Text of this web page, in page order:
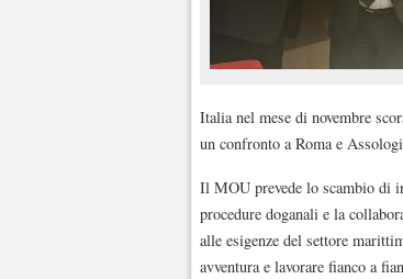
Italia nel mese di novembre
un confronto a Roma e
Il MOU prevede lo scambio di
procedure doganali e la
alle esigenze del settore
avventura e lavorare fianco a